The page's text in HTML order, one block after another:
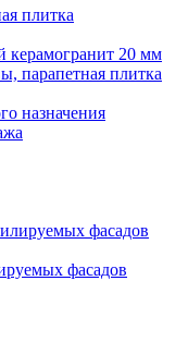
плитка
20 мм
парапетная плитка
назначения
фасадов
фасадов